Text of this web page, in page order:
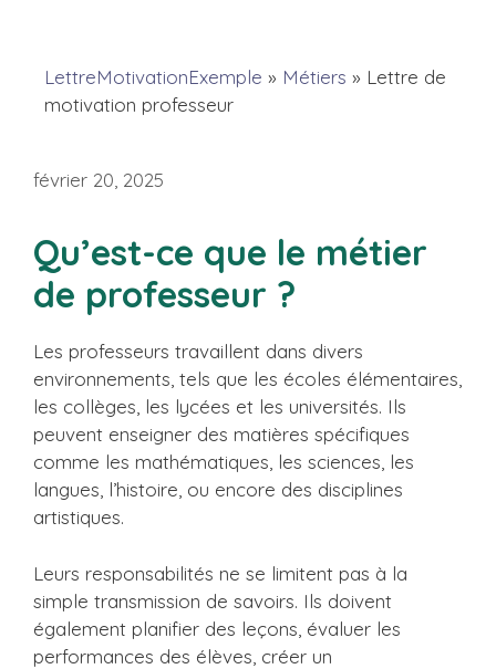
LettreMotivationExemple » Métiers » Lettre de
motivation professeur
février 20, 2025
Qu’est-ce que le métier
de professeur ?
Les professeurs travaillent dans divers
environnements, tels que les écoles élémentaires,
les collèges, les lycées et les universités. Ils
peuvent enseigner des matières spécifiques
comme les mathématiques, les sciences, les
langues, l’histoire, ou encore des disciplines
artistiques.
Leurs responsabilités ne se limitent pas à la
simple transmission de savoirs. Ils doivent
également planifier des leçons, évaluer les
performances des élèves, créer un